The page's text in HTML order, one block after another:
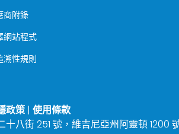
商附錄
網站程式
溯性規則
政策| 使用條款
十八街 251 號，維吉尼亞州阿靈頓 1200